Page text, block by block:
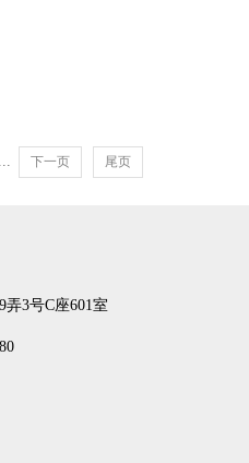
... 下一页 尾页
3号C座601室